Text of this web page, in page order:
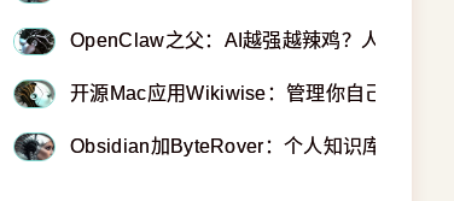
OpenClaw之父：AI越强越辣鸡？人类审美
开源Mac应用Wikiwise：管理你自己卡帕西
Obsidian加ByteRover：个人知识库直接参